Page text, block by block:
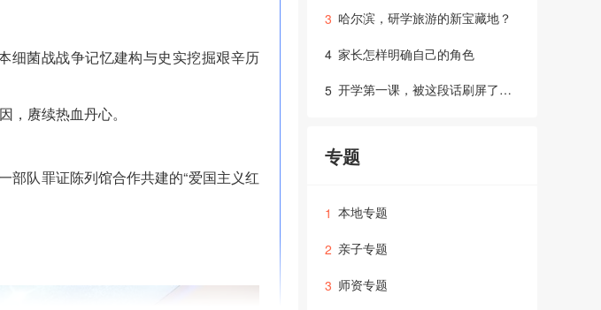
细菌战战争记忆建构与史实挖掘艰辛历
赓续热血丹心。
部队罪证陈列馆合作共建的“爱国主义红
3 哈尔滨，研学旅游的新宝藏地？
4 家长怎样明确自己的角色
5 开学第一课，被这段话刷屏了！和家长、老师、学生共勉！
专题
1 本地专题
2 亲子专题
3 师资专题